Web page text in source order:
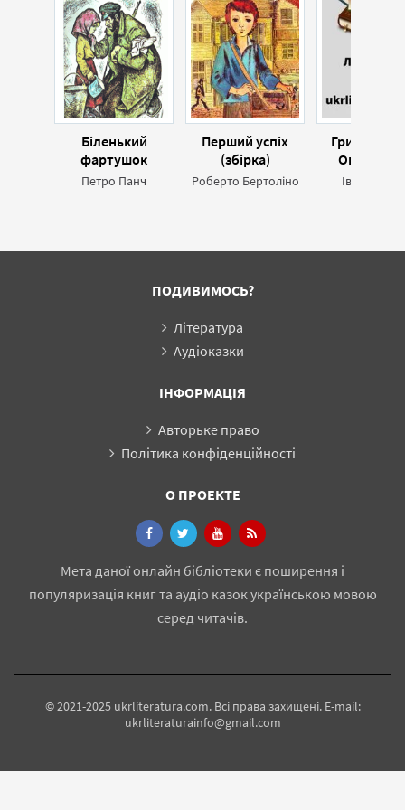
Біленький
фартушок
Петро Панч
Перший успіх
(збірка)
Роберто Бертоліно
Гриць і
бурхливих
Іван
ПОДИВИМОСЬ?
Література
Аудіоказки
ІНФОРМАЦІЯ
Авторьке право
Політика конфіденційності
О ПРОЕКТЕ
Мета даної онлайн бібліотеки є поширення і
популяризація книг та аудіо казок українською мовою
серед читачів.
© 2021-2025 ukrliteratura.com. Всі права захищені. E-mail:
ukrliteraturainfo@gmail.com